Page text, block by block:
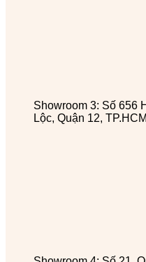
Showroom 3: Số 656
Lộc, Quận 12, TP.HCM